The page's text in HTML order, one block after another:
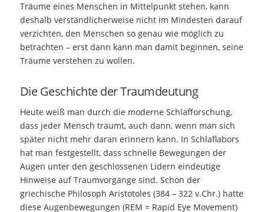
Träume eines Menschen in Mittelpunkt stehen, kann
deshalb verständlicherweise nicht im Mindesten darauf
verzichten, den Menschen so genau wie möglich zu
betrachten – erst dann kann man damit beginnen, seine
Träume verstehen zu wollen.
Die Geschichte der Traumdeutung
Heute weiß man durch die moderne Schlafforschung,
dass jeder Mensch träumt, auch dann, wenn man sich
später nicht mehr daran erinnern kann. In Schlaflabors
hat man festgestellt, dass schnelle Bewegungen der
Augen unter den geschlossenen Lidern eindeutige
Hinweise auf Traumvorgänge sind. Schon der
griechische Philosoph Aristotoles (384 – 322 v.Chr.) hatte
diese Augenbewegungen (REM = Rapid Eye Movement)